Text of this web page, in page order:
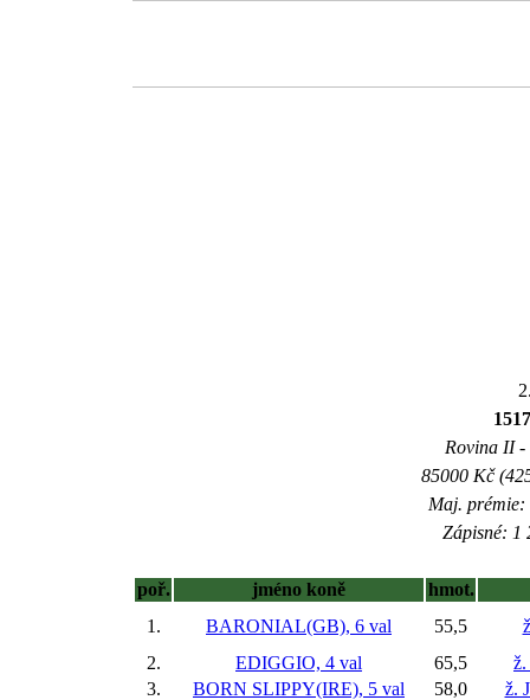
Rovina II -
85000 Kč
Maj. prémie:
Zápisné: 1
poř. jméno koně
hmot.
1.
BARONIAL(GB), 6 val 55,5
2.
EDIGGIO, 4 val 65,5
ž.
3.
BORN SLIPPY(IRE), 5 val 58,0
ž.